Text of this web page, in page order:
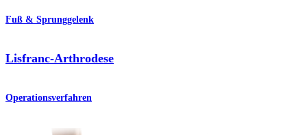
Fuß & Sprunggelenk
Lisfranc-Arthrodese
Operationsverfahren